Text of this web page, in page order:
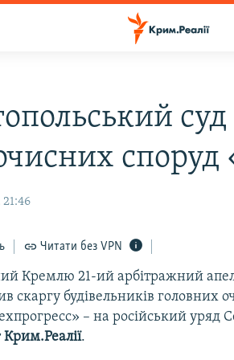
споруд
21:46
Читати без VPN
Кремлю 21-ий арбітражний
скаргу будівельників головних
– на російський уряд
Крим.Реалії.